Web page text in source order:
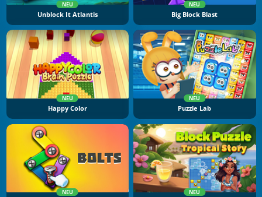
NEU
Unblock It Atlantis
NEU
Big Block Blast
NEU
Happy Color
NEU
Puzzle Lab
NEU NEU